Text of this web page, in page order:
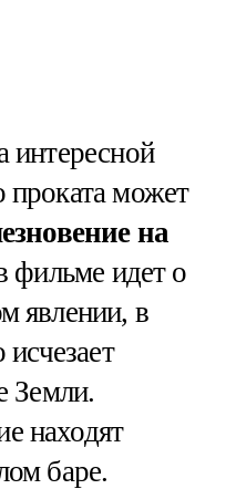
интересной
проката может
на
фильме идет о
явлении, в
исчезает
Земли.
находят
баре.